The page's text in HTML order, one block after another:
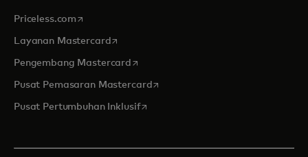
Priceless.com opens in a new tab
Layanan Mastercardopens in a new tab
Pengembang Mastercard opens in a new tab
Pusat Pemasaran Mastercardopens in a new tab
Pusat Pertumbuhan Inklusifopens in a new tab